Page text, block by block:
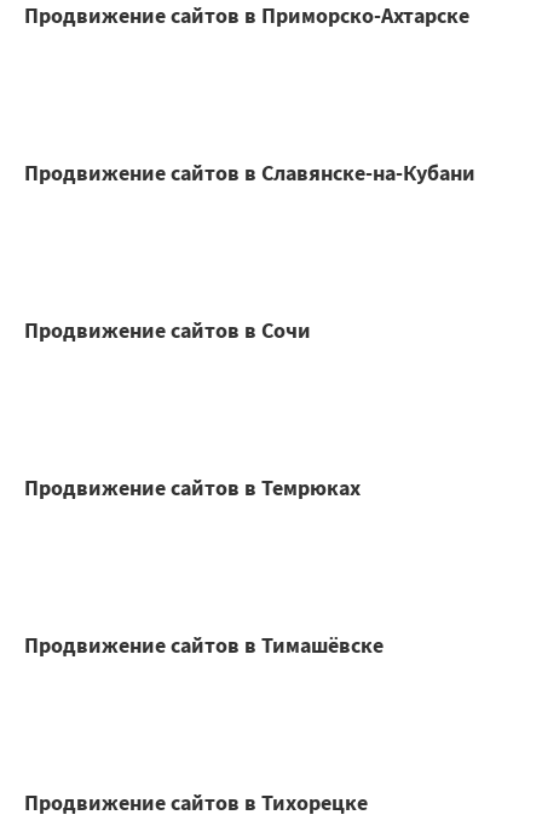
Продвижение сайтов в Приморско-Ахтарске
Продвижение сайтов в Славянске-на-Кубани
Продвижение сайтов в Сочи
Продвижение сайтов в Темрюках
Продвижение сайтов в Тимашёвске
Продвижение сайтов в Тихорецке